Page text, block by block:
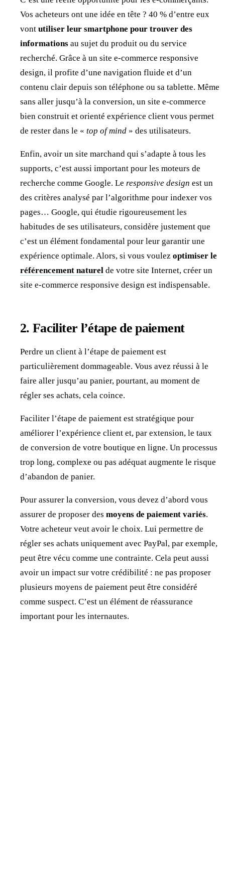
Vos acheteurs ont une idée en tête ? 40 % d’entre eux
vont utiliser leur smartphone pour trouver des
informations au sujet du produit ou du service
recherché. Grâce à un site e-commerce responsive
design, il profite d’une navigation fluide et d’un
contenu clair depuis son téléphone ou sa tablette. Même
sans aller jusqu’à la conversion, un site e-commerce
bien construit et orienté expérience client vous permet
de rester dans le « top of mind » des utilisateurs.
Enfin, avoir un site marchand qui s’adapte à tous les
supports, c’est aussi important pour les moteurs de
recherche comme Google. Le responsive design est un
des critères analysé par l’algorithme pour indexer vos
pages… Google, qui étudie rigoureusement les
habitudes de ses utilisateurs, considère justement que
c’est un élément fondamental pour leur garantir une
expérience optimale. Alors, si vous voulez optimiser le
référencement naturel de votre site Internet, créer un
site e-commerce responsive design est indispensable.
2. Faciliter l’étape de paiement
Perdre un client à l’étape de paiement est
particulièrement dommageable. Vous avez réussi à le
faire aller jusqu’au panier, pourtant, au moment de
régler ses achats, cela coince.
Faciliter l’étape de paiement est stratégique pour
améliorer l’expérience client et, par extension, le taux
de conversion de votre boutique en ligne. Un processus
trop long, complexe ou pas adéquat augmente le risque
d’abandon de panier.
Pour assurer la conversion, vous devez d’abord vous
assurer de proposer des moyens de paiement variés.
Votre acheteur veut avoir le choix. Lui permettre de
régler ses achats uniquement avec PayPal, par exemple,
peut être vécu comme une contrainte. Cela peut aussi
avoir un impact sur votre crédibilité : ne pas proposer
plusieurs moyens de paiement peut être considéré
comme suspect. C’est un élément de réassurance
important pour les internautes.